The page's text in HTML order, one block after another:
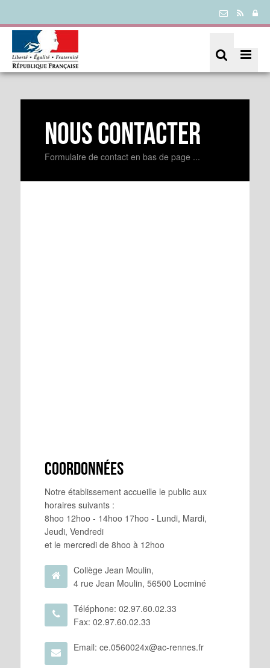
Nous contacter
Formulaire de contact en bas de page ...
Coordonnées
Notre établissement accueille le public aux
horaires suivants :
8hoo 12hoo - 14hoo 17hoo - Lundi, Mardi,
Jeudi, Vendredi
et le mercredi de 8hoo à 12hoo
Collège Jean Moulin,
4 rue Jean Moulin, 56500 Locminé
Téléphone: 02.97.60.02.33
Fax: 02.97.60.02.33
Email: ce.0560024x@ac-rennes.fr